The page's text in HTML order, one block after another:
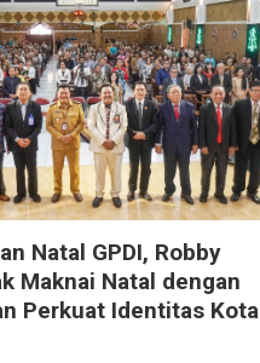
Natal GPDI, Robby
Maknai Natal dengan
Perkuat Identitas Kota